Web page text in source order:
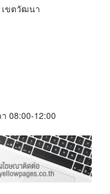
เขตวัฒนา
08:00-12:00